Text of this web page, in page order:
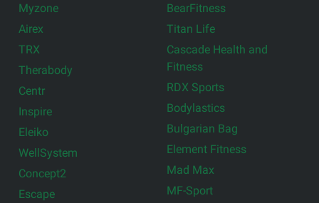
Myzone
Airex
TRX
Therabody
Centr
Inspire
Eleiko
WellSystem
Concept2
Escape
BearFitness
Titan Life
Cascade Health and
Fitness
RDX Sports
Bodylastics
Bulgarian Bag
Element Fitness
Mad Max
MF-Sport